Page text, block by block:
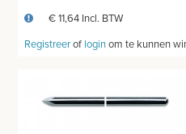
€ 11,64 Incl. BTW
Registreerof loginom te kunnen